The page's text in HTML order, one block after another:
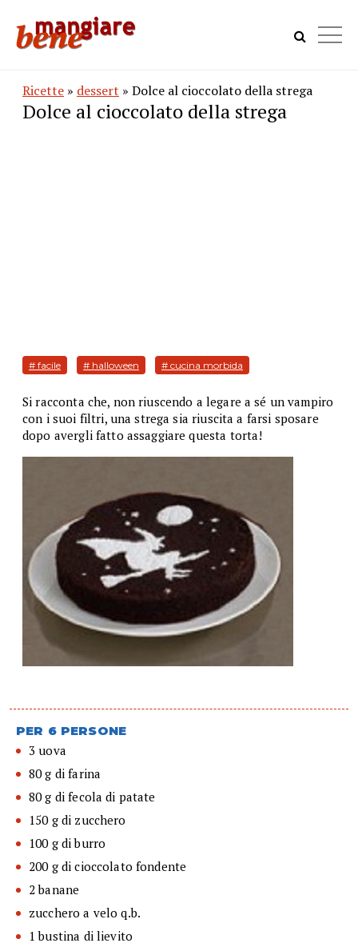
Ricette » dessert » Dolce al cioccolato della strega
Dolce al cioccolato della strega
# facile # halloween # cucina morbida
Si racconta che, non riuscendo a legare a sé un vampiro
con i suoi filtri, una strega sia riuscita a farsi sposare
dopo avergli fatto assaggiare questa torta!
PER 6 PERSONE
3 uova
80 g di farina
80 g di fecola di patate
150 g di zucchero
100 g di burro
200 g di cioccolato fondente
2 banane
zucchero a velo q.b.
1 bustina di lievito